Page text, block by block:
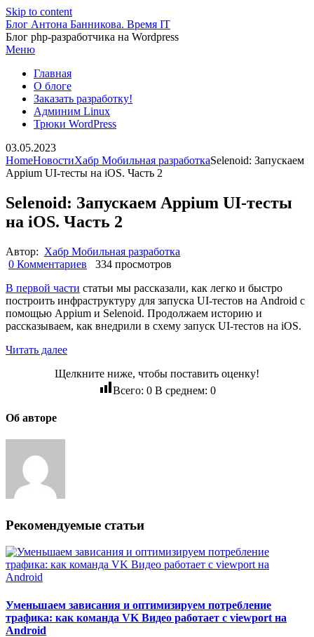
Skip to content
Блог Антона Банникова. Время IT
Блог php-разработчика на Wordpress
Меню
Главная
О блоге
Заказать разработку!
Админим Linux
Трюки WordPress
03.05.2023
HomeНовостиХабр Мобильная разработкаSelenoid: Запускаем
Appium UI-тесты на iOS. Часть 2
Selenoid: Запускаем Appium UI-тесты
на iOS. Часть 2
Автор: Хабр Мобильная разработка
0 Комментариев
334 просмотров
В первой части статьи мы рассказали, как легко и быстро
построить инфраструктуру для запуска UI-тестов на Android с
помощью Appium и Selenoid. Продолжаем историю и
рассказываем, как внедрили в схему запуск UI-тестов на iOS.
Читать далее
Щелкните ниже, чтобы поставить оценку!
Всего: 0В среднем: 0
Об авторе
Рекомендуемые статьи
Уменьшаем зависания и оптимизируем потребление
трафика: как команда VK Видео работает с viewport на
Android